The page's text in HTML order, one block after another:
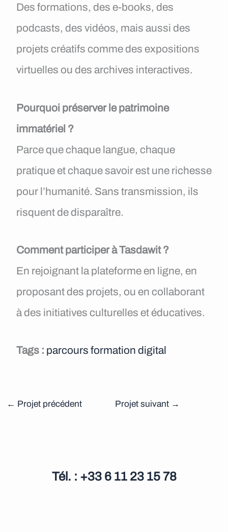
Des formations, des e-books, des
podcasts, des vidéos, mais aussi des
projets créatifs comme des expositions
virtuelles ou des archives interactives.
Pourquoi préserver le patrimoine
immatériel ?
Parce que chaque langue, chaque
pratique et chaque savoir est une richesse
pour l’humanité. Sans transmission, ils
risquent de disparaître.
Comment participer à Tasdawit ?
En rejoignant la plateforme en ligne, en
proposant des projets, ou en collaborant
à des initiatives culturelles et éducatives.
Tags : parcours formation digital
← Projet précédent Projet suivant →
Tél. : +33 6 11 23 15 78